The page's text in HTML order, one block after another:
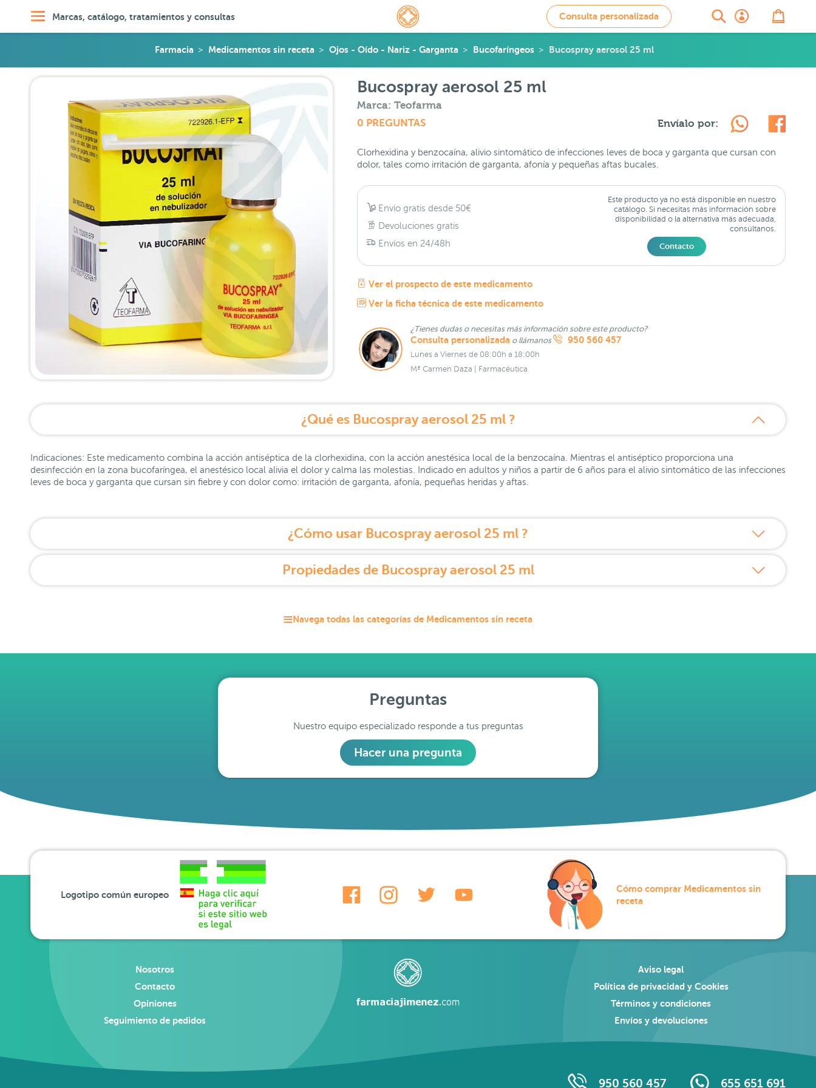
Marcas, catálogo, tratamientos y consultas Consulta personalizada
Farmacia Medicamentos sin receta Ojos - Oído - Nariz - Garganta Bucofaríngeos Bucospray aerosol 25 ml
Bucospray aerosol 25 ml
Marca: Teofarma
0 PREGUNTAS
Envíalo por:
Clorhexidina y benzocaína, alivio sintomático de infecciones leves de boca y garganta que cursan con
dolor, tales como irritación de garganta, afonía y pequeñas aftas bucales.
Envío gratis desde 50€
Devoluciones gratis
Envíos en 24/48h
Este producto ya no está disponible en nuestro
catálogo. Si necesitas más información sobre
disponibilidad o la alternativa más adecuada,
consúltanos.
Contacto
Ver el prospecto de este medicamento
Ver la ficha técnica de este medicamento
¿Tienes dudas o necesitas más información sobre este producto?
Consulta personalizada o llámanos 950 560 457
Lunes a Viernes de 08:00h a 18:00h
Mª Carmen Daza | Farmacéutica
¿Qué es Bucospray aerosol 25 ml ?
Indicaciones: Este medicamento combina la acción antiséptica de la clorhexidina, con la acción anestésica local de la benzocaína. Mientras el antiséptico proporciona una
desinfección en la zona bucofaríngea, el anestésico local alivia el dolor y calma las molestias. Indicado en adultos y niños a partir de 6 años para el alivio sintomático de las infecciones
leves de boca y garganta que cursan sin fiebre y con dolor como: irritación de garganta, afonía, pequeñas heridas y aftas.
¿Cómo usar Bucospray aerosol 25 ml ?
Propiedades de Bucospray aerosol 25 ml
Navega todas las categorías de Medicamentos sin receta
Preguntas
Nuestro equipo especializado responde a tus preguntas
Hacer una pregunta
Logotipo común europeo
Cómo comprar Medicamentos sin
receta
Nosotros
Contacto
Opiniones
Seguimiento de pedidos
Aviso legal
Política de privacidad y Cookies
Términos y condiciones
Envíos y devoluciones
950 560 457 655 651 691